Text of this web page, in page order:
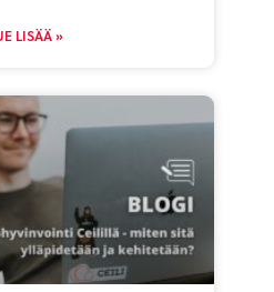
LISÄÄ »